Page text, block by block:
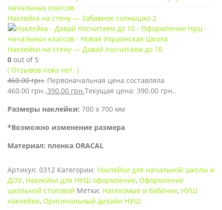
Наклейка на стену — Забавное солнышко 2
Наклейки на стену — Давай посчитаем до 10
0 out of 5
( Отзывов пока нет. )
460.00грн. Первоначальная цена составляла
460.00 грн..390.00 грн.Текущая цена: 390.00 грн..
Размеры наклейки: 700 х 700 мм
*Возможно изменение размера
Материал: пленка ORACAL
Артикул: 0312 Категории: Наклейки для начальной школы и
ДОУ, Наклейки для НУШ оформление, Оформление
школьной столовой Метки: Насекомые и бабочки, НУШ
наклейки, Оригинальный дизайн НУШ